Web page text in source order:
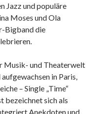
Jazz und populäre
Moses und Ola
Bigband die
Musik- und Theaterwelt
in Paris,
– Single „Time“
bezeichnet sich als
Anekdoten und